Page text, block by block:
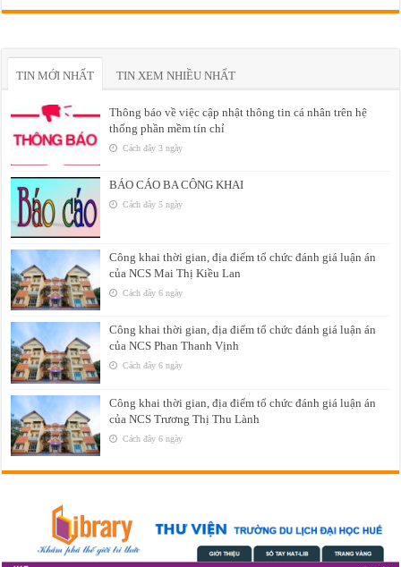
TIN MỚI NHẤT TIN XEM NHIỀU NHẤT
Thông báo về việc cập nhật thông tin cá nhân trên hệ
thống phần mềm tín chỉ
Cách đây 3 ngày
BÁO CÁO BA CÔNG KHAI
Cách đây 5 ngày
Công khai thời gian, địa điểm tổ chức đánh giá luận án
của NCS Mai Thị Kiều Lan
Cách đây 6 ngày
Công khai thời gian, địa điểm tổ chức đánh giá luận án
của NCS Phan Thanh Vịnh
Cách đây 6 ngày
Công khai thời gian, địa điểm tổ chức đánh giá luận án
của NCS Trương Thị Thu Lành
Cách đây 6 ngày